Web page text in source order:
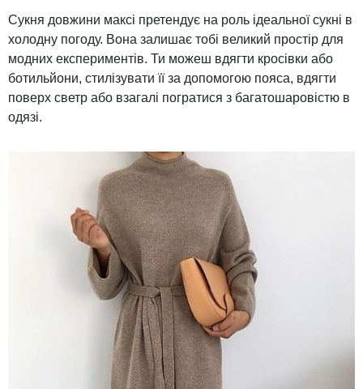
Сукня довжини максі претендує на роль ідеальної сукні в
холодну погоду. Вона залишає тобі великий простір для
модних експериментів. Ти можеш вдягти кросівки або
ботильйони, стилізувати її за допомогою пояса, вдягти
поверх светр або взагалі погратися з багатошаровістю в
одязі.